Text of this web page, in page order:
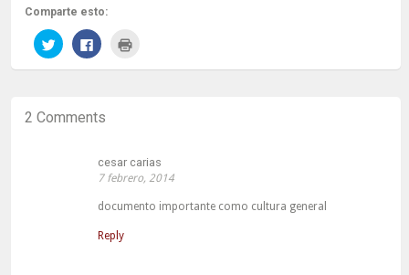
Comparte esto:
Haz
clic
para
compartir
abre
Haz
clic
compartir
abre
nueva)
imprimir
2 Comments
cesar carias
7 febrero, 2014
documento importante como cultura general
Reply